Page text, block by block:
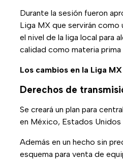
Durante la sesión fueron
Liga MX que servirán como
el nivel de la liga local para
calidad como materia prima
Los cambios en la Liga
Derechos de
Se creará un plan para
en México, Estados Unidos
Además en un hecho sin
esquema para venta de